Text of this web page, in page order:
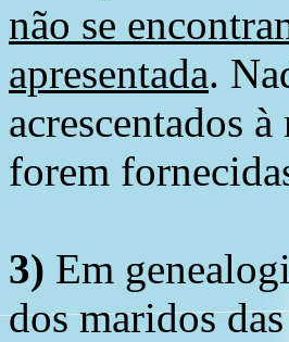
não se
apresentada.
acrescentados
forem
3) Em
dos maridos